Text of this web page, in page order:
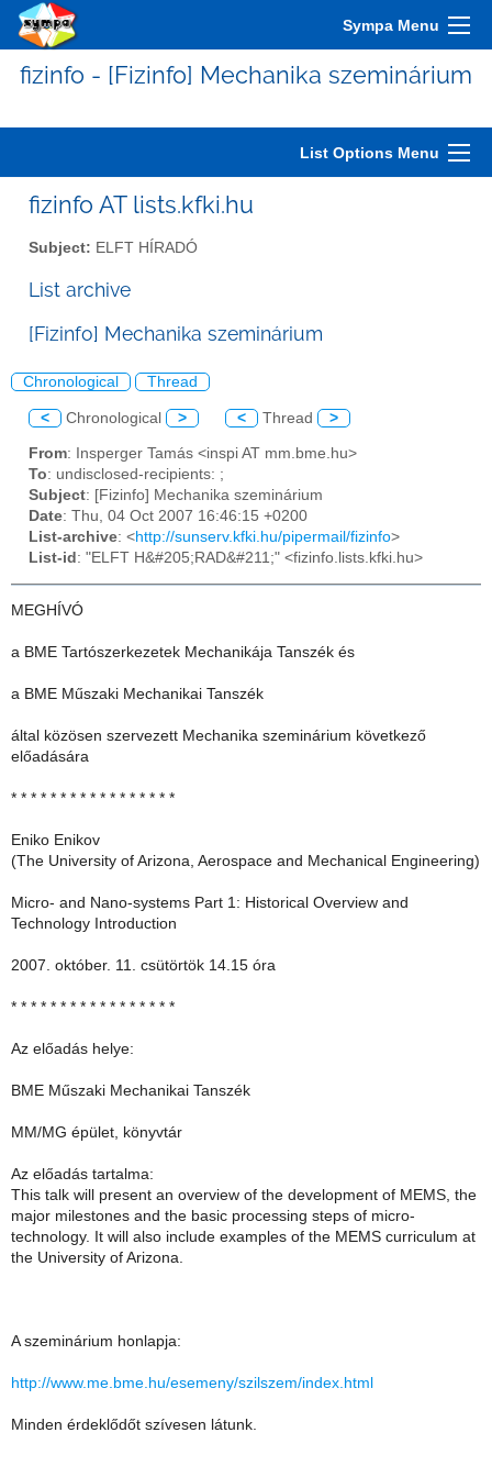
Sympa Menu
fizinfo - [Fizinfo] Mechanika szeminárium
List Options Menu
fizinfo AT lists.kfki.hu
Subject: ELFT HÍRADÓ
List archive
[Fizinfo] Mechanika szeminárium
Chronological Thread
< Chronological > < Thread >
From: Insperger Tamás <inspi AT mm.bme.hu>
To: undisclosed-recipients: ;
Subject: [Fizinfo] Mechanika szeminárium
Date: Thu, 04 Oct 2007 16:46:15 +0200
List-archive: <http://sunserv.kfki.hu/pipermail/fizinfo>
List-id : "ELFT H&#205;RAD&#211;" <fizinfo.lists.kfki.hu>
MEGHÍVÓ
a BME Tartószerkezetek Mechanikája Tanszék és
a BME Műszaki Mechanikai Tanszék
által közösen szervezett Mechanika szeminárium következő
előadására
* * * * * * * * * * * * * * * * *
Eniko Enikov
(The University of Arizona, Aerospace and Mechanical Engineering)
Micro- and Nano-systems Part 1: Historical Overview and
Technology Introduction
2007. október. 11. csütörtök 14.15 óra
* * * * * * * * * * * * * * * * *
Az előadás helye:
BME Műszaki Mechanikai Tanszék
MM/MG épület, könyvtár
Az előadás tartalma:
This talk will present an overview of the development of MEMS, the
major milestones and the basic processing steps of micro-
technology. It will also include examples of the MEMS curriculum at
the University of Arizona.
A szeminárium honlapja:
http://www.me.bme.hu/esemeny/szilszem/index.html
Minden érdeklődőt szívesen látunk.